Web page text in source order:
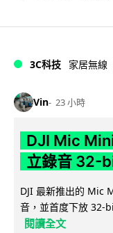
3C科技 家居無線
Vin 23 小時
DJI Mic
立錄音 32-
DJI 最新推出的 Mic
音，並首度下放 32-
閱讀全文